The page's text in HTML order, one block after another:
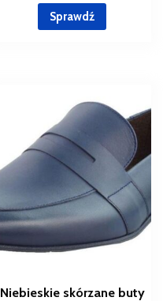
Sprawdź
Niebieskie skórzane buty